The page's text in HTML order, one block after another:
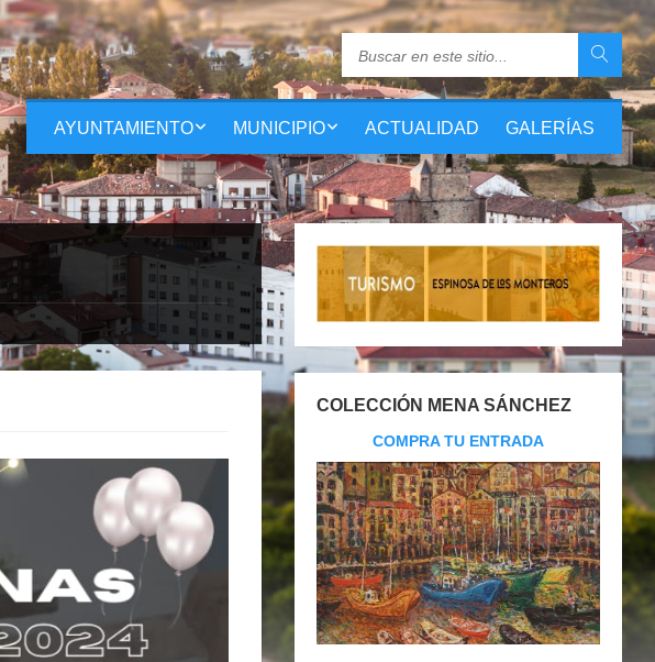
AYUNTAMIENTO MUNICIPIO ACTUALIDAD GALERÍAS
COLECCIÓN MENA SÁNCHEZ
COMPRA TU ENTRADA